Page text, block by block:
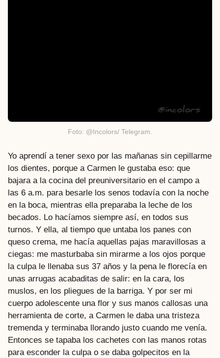
Foto: @Incolors/ Telegram.
Yo aprendí a tener sexo por las mañanas sin cepillarme
los dientes, porque a Carmen le gustaba eso: que
bajara a la cocina del preuniversitario en el campo a
las 6 a.m. para besarle los senos todavía con la noche
en la boca, mientras ella preparaba la leche de los
becados. Lo hacíamos siempre así, en todos sus
turnos. Y ella, al tiempo que untaba los panes con
queso crema, me hacía aquellas pajas maravillosas a
ciegas: me masturbaba sin mirarme a los ojos porque
la culpa le llenaba sus 37 años y la pena le florecía en
unas arrugas acabaditas de salir: en la cara, los
muslos, en los pliegues de la barriga. Y por ser mi
cuerpo adolescente una flor y sus manos callosas una
herramienta de corte, a Carmen le daba una tristeza
tremenda y terminaba llorando justo cuando me venía.
Entonces se tapaba los cachetes con las manos rotas
para esconder la culpa o se daba golpecitos en la